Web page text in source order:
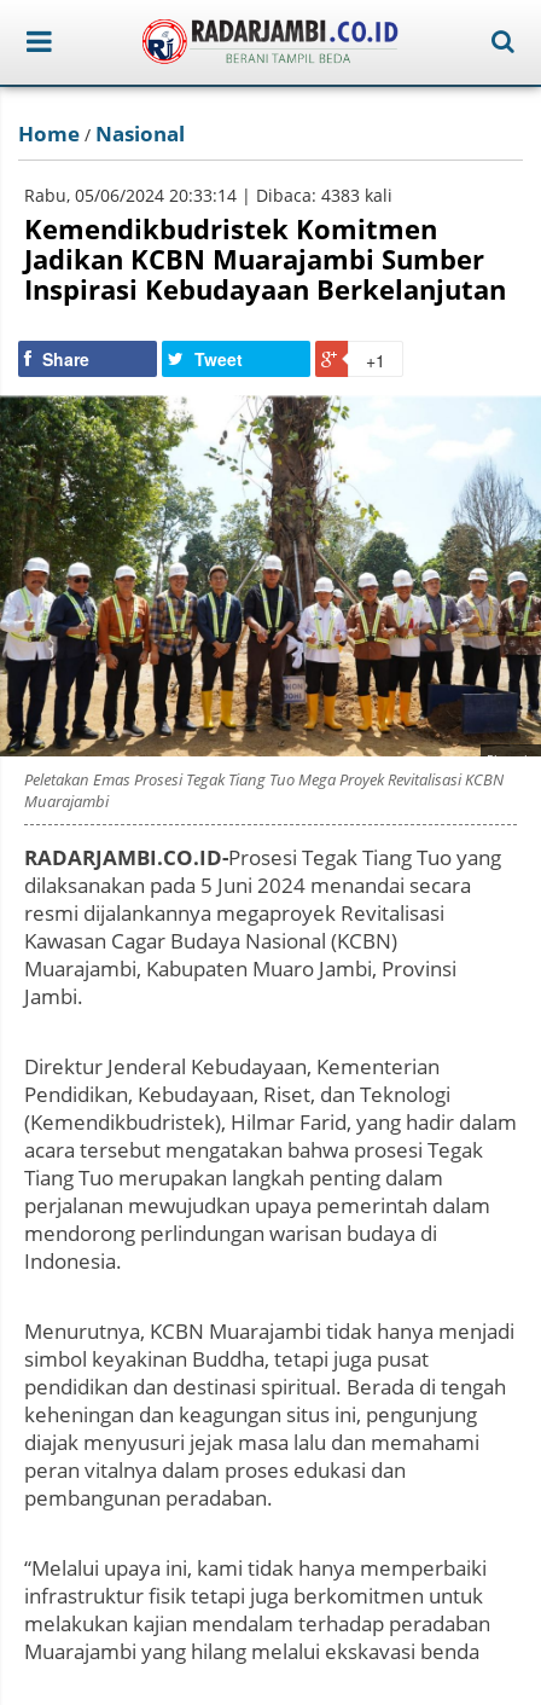
Home / Nasional
Rabu, 05/06/2024 20:33:14 | Dibaca: 4383 kali
Kemendikbudristek Komitmen
Jadikan KCBN Muarajambi Sumber
Inspirasi Kebudayaan Berkelanjutan
Share Tweet +1
Photo by
:
Peletakan Emas Prosesi Tegak Tiang Tuo Mega Proyek Revitalisasi KCBN
Muarajambi
RADARJAMBI.CO.ID-Prosesi Tegak Tiang Tuo yang
dilaksanakan pada 5 Juni 2024 menandai secara
resmi dijalankannya megaproyek Revitalisasi
Kawasan Cagar Budaya Nasional (KCBN)
Muarajambi, Kabupaten Muaro Jambi, Provinsi
Jambi.
Direktur Jenderal Kebudayaan, Kementerian
Pendidikan, Kebudayaan, Riset, dan Teknologi
(Kemendikbudristek), Hilmar Farid, yang hadir dalam
acara tersebut mengatakan bahwa prosesi Tegak
Tiang Tuo merupakan langkah penting dalam
perjalanan mewujudkan upaya pemerintah dalam
mendorong perlindungan warisan budaya di
Indonesia.
Menurutnya, KCBN Muarajambi tidak hanya menjadi
simbol keyakinan Buddha, tetapi juga pusat
pendidikan dan destinasi spiritual. Berada di tengah
keheningan dan keagungan situs ini, pengunjung
diajak menyusuri jejak masa lalu dan memahami
peran vitalnya dalam proses edukasi dan
pembangunan peradaban.
“Melalui upaya ini, kami tidak hanya memperbaiki
infrastruktur fisik tetapi juga berkomitmen untuk
melakukan kajian mendalam terhadap peradaban
Muarajambi yang hilang melalui ekskavasi benda